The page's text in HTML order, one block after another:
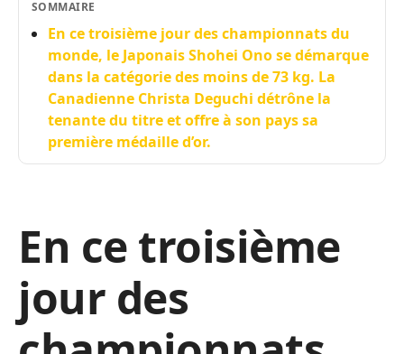
SOMMAIRE
En ce troisième jour des championnats du
monde, le Japonais Shohei Ono se démarque
dans la catégorie des moins de 73 kg. La
Canadienne Christa Deguchi détrône la
tenante du titre et offre à son pays sa
première médaille d’or.
En ce troisième
jour des